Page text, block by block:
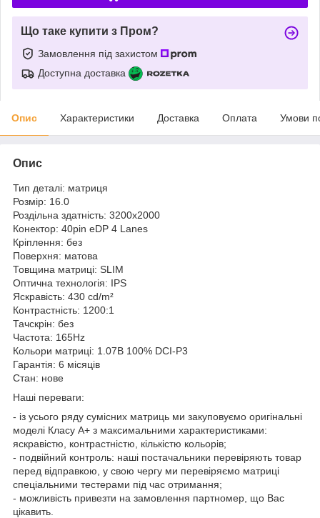
Що таке купити з Пром?
Замовлення під захистом
Доступна доставка
Опис Характеристики Доставка Оплата Умови
Опис
Тип деталі: матриця
Розмір: 16.0
Роздільна здатність: 3200x2000
Конектор: 40pin eDP 4 Lanes
Кріплення: без
Поверхня: матова
Товщина матриці: SLIM
Оптична технологія: IPS
Яскравість: 430 cd/m²
Контрастність: 1200:1
Тачскрін: без
Частота: 165Hz
Кольори матриці: 1.07B 100% DCI-P3
Гарантія: 6 місяців
Стан: нове
Наші переваги:
- із усього ряду сумісних матриць ми закуповуємо оригінальні
моделі Класу А+ з максимальними характеристиками:
яскравістю, контрастністю, кількістю кольорів;
- подвійний контроль: наші постачальники перевіряють товар
перед відправкою, у свою чергу ми перевіряємо матриці
спеціальними тестерами під час отримання;
- можливість привезти на замовлення партномер, що Вас
цікавить.